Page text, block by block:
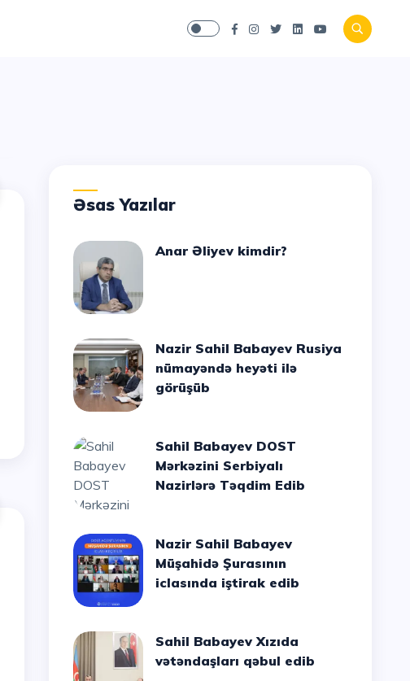
Əsas Yazılar
Anar Əliyev kimdir?
Nazir Sahil Babayev Rusiya
nümayəndə heyəti ilə
görüşüb
Sahil Babayev DOST
Mərkəzini Serbiyalı
Nazirlərə Təqdim Edib
Nazir Sahil Babayev
Müşahidə Şurasının
iclasında iştirak edib
Sahil Babayev Xızıda
vətəndaşları qəbul edib